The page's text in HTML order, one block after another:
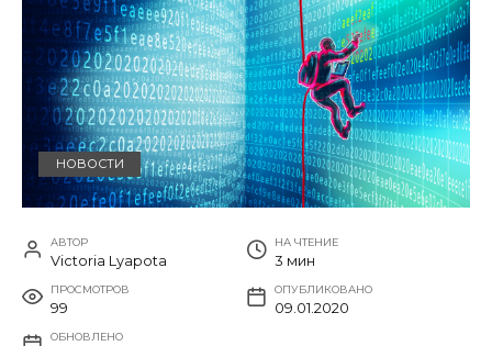
НОВОСТИ
АВТОР
Victoria Lyapota
НА ЧТЕНИЕ
3 мин
ПРОСМОТРОВ
99
ОПУБЛИКОВАНО
09.01.2020
ОБНОВЛЕНО